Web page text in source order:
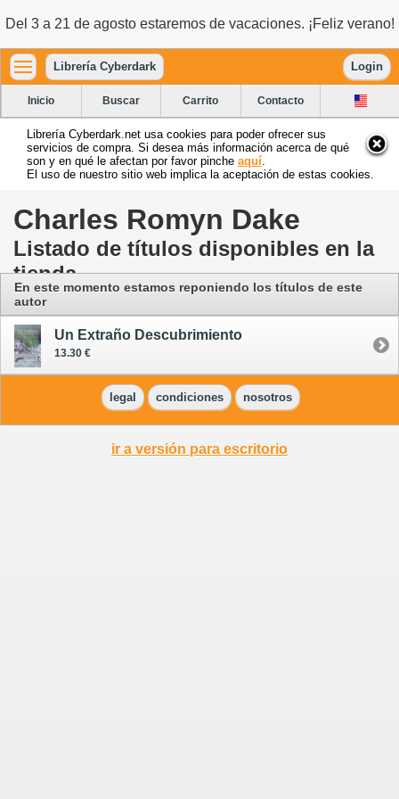
Del 3 a 21 de agosto estaremos de vacaciones. ¡Feliz verano!
Librería Cyberdark Login
Inicio Buscar Carrito Contacto
Librería Cyberdark.net usa cookies para poder ofrecer sus
servicios de compra. Si desea más información acerca de qué
son y en qué le afectan por favor pinche aquí
El uso de nuestro sitio web implica la aceptación de estas cookies.
Charles Romyn Dake
Listado de títulos disponibles en la
tienda
En este momento estamos reponiendo los títulos de este
autor
Un Extraño Descubrimiento
13.30 €
legal condiciones nosotros
ir a versión para escritorio